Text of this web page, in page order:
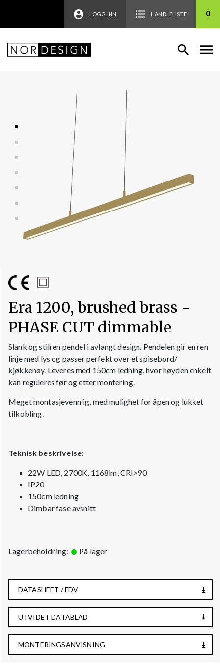
LOGG INN HANDLELISTE 0
Era 1200, brushed brass -
PHASE CUT dimmable
Slank og stilren pendel i avlangt design. Pendelen gir en ren
linje med lys og passer perfekt over et spisebord/
kjøkkenøy. Leveres med 150cm ledning, hvor høyden enkelt
kan reguleres før og etter montering.
Meget montasjevennlig, med mulighet for åpen og lukket
tilkobling.
Teknisk beskrivelse:
22W LED, 2700K, 1168lm, CRI>90
IP20
150cm ledning
Dimbar fase avsnitt
Lagerbeholdning: På lager
DATASHEET / FDV
UTVIDET DATABLAD
MONTERINGSANVISNING